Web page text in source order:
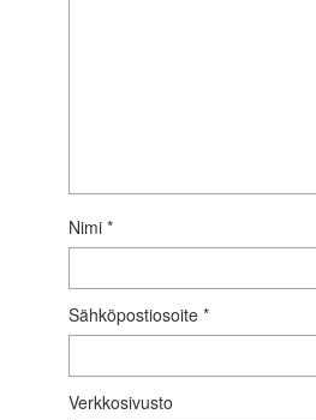
Nimi *
Sähköpostiosoite *
Verkkosivusto